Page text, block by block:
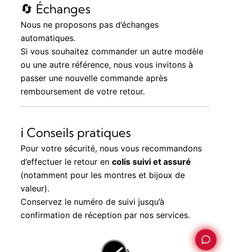
🔄 Échanges
Nous ne proposons pas d’échanges
automatiques.
Si vous souhaitez commander un autre modèle
ou une autre référence, nous vous invitons à
passer une nouvelle commande après
remboursement de votre retour.
ℹ️ Conseils pratiques
Pour votre sécurité, nous vous recommandons
d’effectuer le retour en colis suivi et assuré
(notamment pour les montres et bijoux de
valeur).
Conservez le numéro de suivi jusqu’à
confirmation de réception par nos services.